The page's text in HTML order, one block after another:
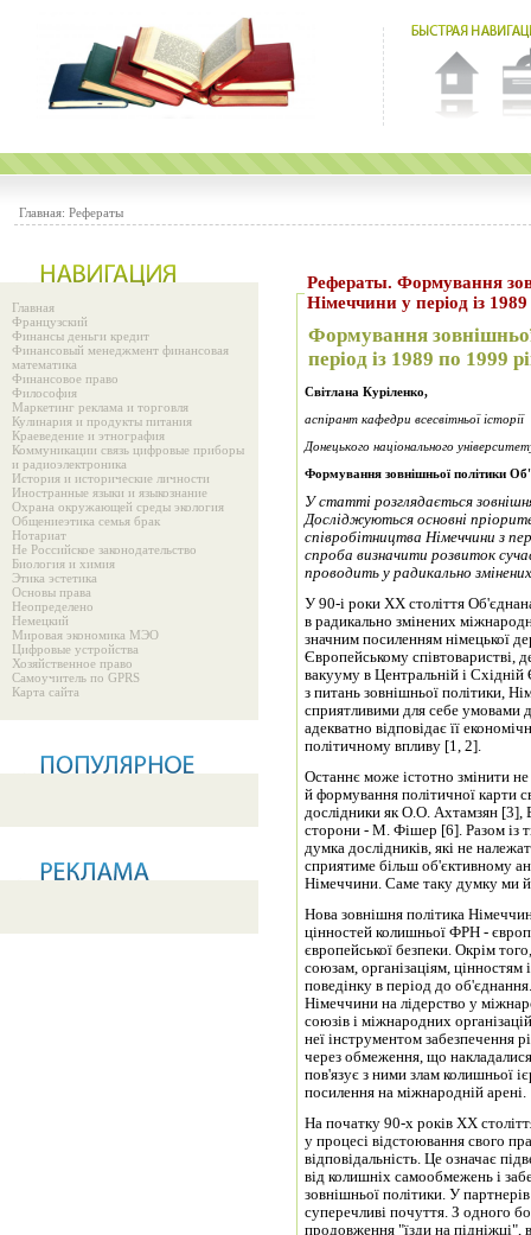
Главная: Рефераты
Главная
Французский
Финансы деньги кредит
Финансовый менеджмент финансовая
математика
Финансовое право
Философия
Маркетинг реклама и торговля
Кулинария и продукты питания
Краеведение и этнография
Коммуникации связь цифровые приборы
и радиоэлектроника
История и исторические личности
Иностранные языки и языкознание
Охрана окружающей среды экология
Общениеэтика семья брак
Нотариат
Не Российское законодательство
Биология и химия
Этика эстетика
Основы права
Неопределено
Немецкий
Мировая экономика МЭО
Цифровые устройства
Хозяйственное право
Самоучитель по GPRS
Карта сайта
Рефераты. Формування
Німеччини у період із
Формування
період із 1989 по 1999
Світлана Куріленко,
аспірант кафедри всесвітньої історії
Донецького національного
Формування зовнішньої політики
У статті розглядається
Досліджуються основні
співробітництва Німеччини з
спроба визначити розвиток
проводить у радикально
У 90-і роки ХХ століття
в радикально змінених
значним посиленням німецької
Європейському співтоваристві,
вакууму в Центральній і Східній
з питань зовнішньої політики,
сприятливими для себе умовами
адекватно відповідає її
політичному впливу [1, 2].
Останнє може істотно змінити не
й формування політичної карти
дослідники як О.О. Ахтамзян [3],
сторони - М. Фішер [6]. Разом із
думка дослідників, які не
сприятиме більш об'єктивному
Німеччини. Саме таку думку ми й
Нова зовнішня політика
цінностей колишньої ФРН -
європейської безпеки. Окрім
союзам, організаціям, цінностям
поведінку в період до
Німеччини на лідерство у
союзів і міжнародних
неї інструментом забезпечення
через обмеження, що
пов'язує з ними злам колишньої
посилення на міжнародній арені.
На початку 90-х років ХХ
у процесі відстоювання свого
відповідальність. Це означає
від колишніх самообмежень і
зовнішньої політики. У
суперечливі почуття. З одного
продовження "їзди на підніжці",